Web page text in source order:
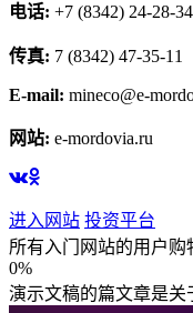
电话: +7 (8342) 24-28-
传真: 7 (8342) 47-35-11
E-mail: mineco@e-
网站: e-mordovia.ru
进入网站 投资平台
所有入门网站的用户
0%
演示文稿的篇文章是关